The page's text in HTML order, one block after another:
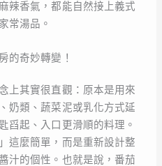
辣香氣，都能自然接上義式
常湯品。
的奇妙轉變！
上其實很直觀：原本是用來
奶類、蔬菜泥或乳化方式延
舀起、入口更滑順的料理。
這麼簡單，而是重新設計整
汁的個性。也就是說，番茄